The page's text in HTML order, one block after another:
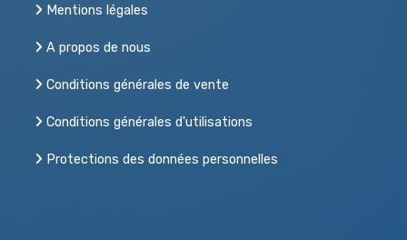
Mentions légales
A propos de nous
Conditions générales de vente
Conditions générales d'utilisations
Protections des données personnelles